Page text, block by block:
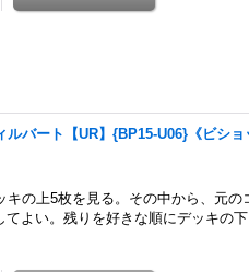
バート【UR】{BP15-U06}《ビショ
上5枚を見る。その中から、元の
てよい。残りを好きな順にデッキの